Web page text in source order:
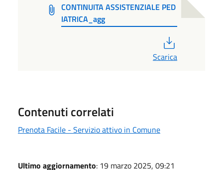
CONTINUITA ASSISTENZIALE PED
IATRICA_agg
Scarica
Contenuti correlati
Prenota Facile - Servizio attivo in Comune
Ultimo aggiornamento: 19 marzo 2025, 09:21